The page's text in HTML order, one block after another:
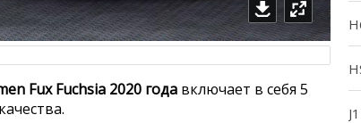
Fux Fuchsia 2020 года включает в себя 5